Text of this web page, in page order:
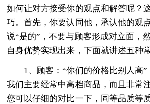
如何让对方接受你的观点和解答呢？
巧。首先，你要认同他，承认他的观
说“是的”，不要与顾客形成对立面，
自身优势实现出来，下面就讲述五种
1、顾客：“你们的价格比别人高”
我们主要经常中高档商品，而且非常
您可以仔细的对比一下，同等品质等